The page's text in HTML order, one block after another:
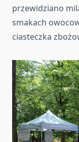
przewidziano
smakach
ciasteczka